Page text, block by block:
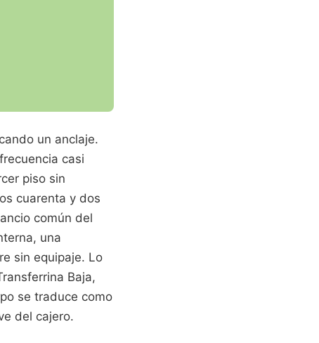
un anclaje.
casi
piso sin
cuarenta y dos
común del
una
sin equipaje. Lo
Baja,
se traduce como
del cajero.